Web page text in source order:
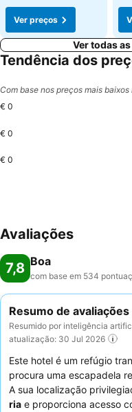
Ver preços
Ver todas
Tendência dos
Com base nos preços mais
€ 0
€ 0
€ 0
Avaliações
7,8 Boa
com base em 534
Resumo de avaliações
Resumido por inteligência
atualização: 30 Jul 2026
Este hotel é um refúgio
procura uma escapadela
A sua localização
ria e proporciona acesso